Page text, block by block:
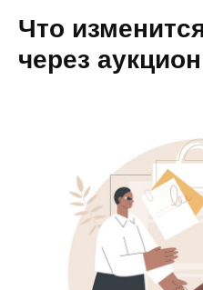
Что
через аукцион